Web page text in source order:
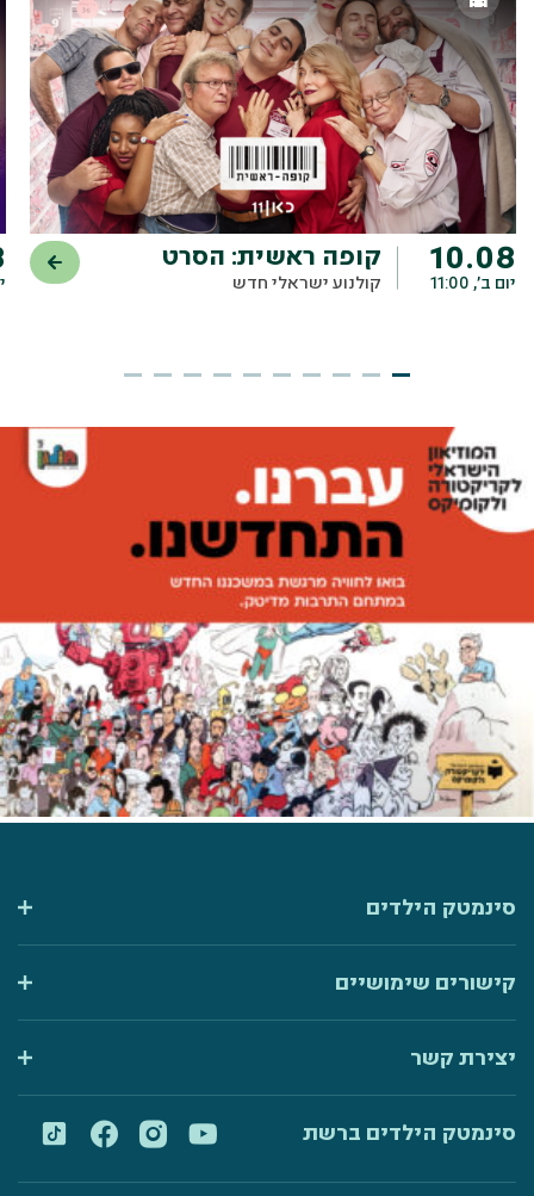
10.08
יום ב׳, 11:00
קופה ראשית: הסרט
קולנוע ישראלי חדש
סינמטק הילדים
קישורים שימושיים
יצירת קשר
סינמטק הילדים ברשת